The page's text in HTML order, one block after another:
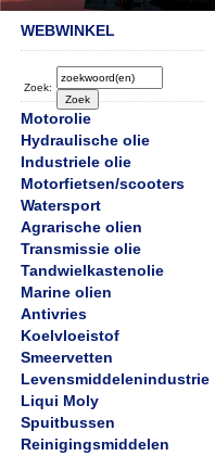
WEBWINKEL
Zoek:
Motorolie
Hydraulische olie
Industriele olie
Motorfietsen/scooters
Watersport
Agrarische olien
Transmissie olie
Tandwielkastenolie
Marine olien
Antivries
Koelvloeistof
Smeervetten
Levensmiddelenindustrie
Liqui Moly
Spuitbussen
Reinigingsmiddelen